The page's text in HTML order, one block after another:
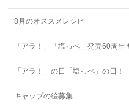
8月のオススメレシピ
「アラ！」「塩っぺ」発売60周
「アラ！」の日「塩っぺ」の日！
キャップの絵募集